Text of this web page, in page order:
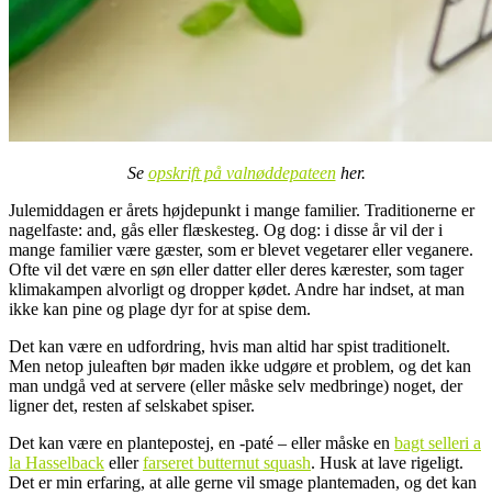
Se opskrift på valnøddepateenher.
Julemiddagen er årets højdepunkt i mange familier. Traditionerne er
nagelfaste: and, gås eller flæskesteg. Og dog: i disse år vil der i
mange familier være gæster, som er blevet vegetarer eller veganere.
Ofte vil det være en søn eller datter eller deres kærester, som tager
klimakampen alvorligt og dropper kødet. Andre har indset, at man
ikke kan pine og plage dyr for at spise dem.
Det kan være en udfordring, hvis man altid har spist traditionelt.
Men netop juleaften bør maden ikke udgøre et problem, og det kan
man undgå ved at servere (eller måske selv medbringe) noget, der
ligner det, resten af selskabet spiser.
Det kan være en plantepostej, en -paté – eller måske en bagt selleri a
la Hasselback ellerfarseret butternut squash. Husk at lave rigeligt.
Det er min erfaring, at alle gerne vil smage plantemaden, og det kan